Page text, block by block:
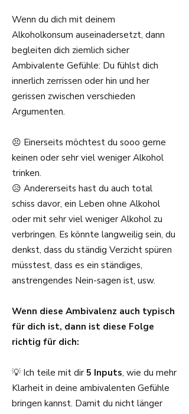
Wenn du dich mit deinem
Alkoholkonsum auseinadersetzt, dann
begleiten dich ziemlich sicher
Ambivalente Gefühle: Du fühlst dich
innerlich zerrissen oder hin und her
gerissen zwischen verschieden
Argumenten.
😣 Einerseits möchtest du sooo gerne
keinen oder sehr viel weniger Alkohol
trinken.
😥 Andererseits hast du auch total
schiss davor, ein Leben ohne Alkohol
oder mit sehr viel weniger Alkohol zu
verbringen. Es könnte langweilig sein, du
denkst, dass du ständig Verzicht spüren
müsstest, dass es ein ständiges,
anstrengendes Nein-sagen ist, usw.
Wenn diese Ambivalenz auch typisch
für dich ist, dann ist diese Folge
richtig für dich:
💡 Ich teile mit dir 5 Inputs, wie du mehr
Klarheit in deine ambivalenten Gefühle
bringen kannst. Damit du nicht länger